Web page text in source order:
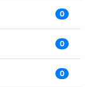
0
0
0